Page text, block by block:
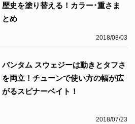
2018/08/03
歴史を塗り替える！カラー･重さま
とめ
2018/07/23
バンタム スウェジーは動きとタフさ
を両立！チューンで使い方の幅が広
がるスピナーベイト！